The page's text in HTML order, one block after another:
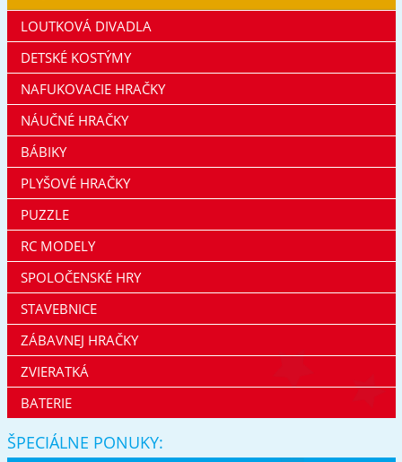
LOUTKOVÁ DIVADLA
DETSKÉ KOSTÝMY
NAFUKOVACIE HRAČKY
NÁUČNÉ HRAČKY
BÁBIKY
PLYŠOVÉ HRAČKY
PUZZLE
RC MODELY
SPOLOČENSKÉ HRY
STAVEBNICE
ZÁBAVNEJ HRAČKY
ZVIERATKÁ
BATERIE
ŠPECIÁLNE PONUKY: